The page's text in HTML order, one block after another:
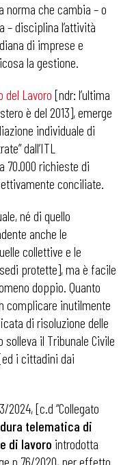
norma che cambia – o
– disciplina l’attività
di imprese e
la gestione.
Lavoro [ndr: l’ultima
è del 2013], emerge
individuale di
dall’ITL
70.000 richieste di
conciliate.
né di quello
anche le
collettive e le
protette], ma è facile
doppio. Quanto
complicare inutilmente
di risoluzione delle
il Tribunale Civile
i cittadini dai
2024, [c.d “Collegato
telematica di
di lavoro introdotta
n.76/2020, per effetto